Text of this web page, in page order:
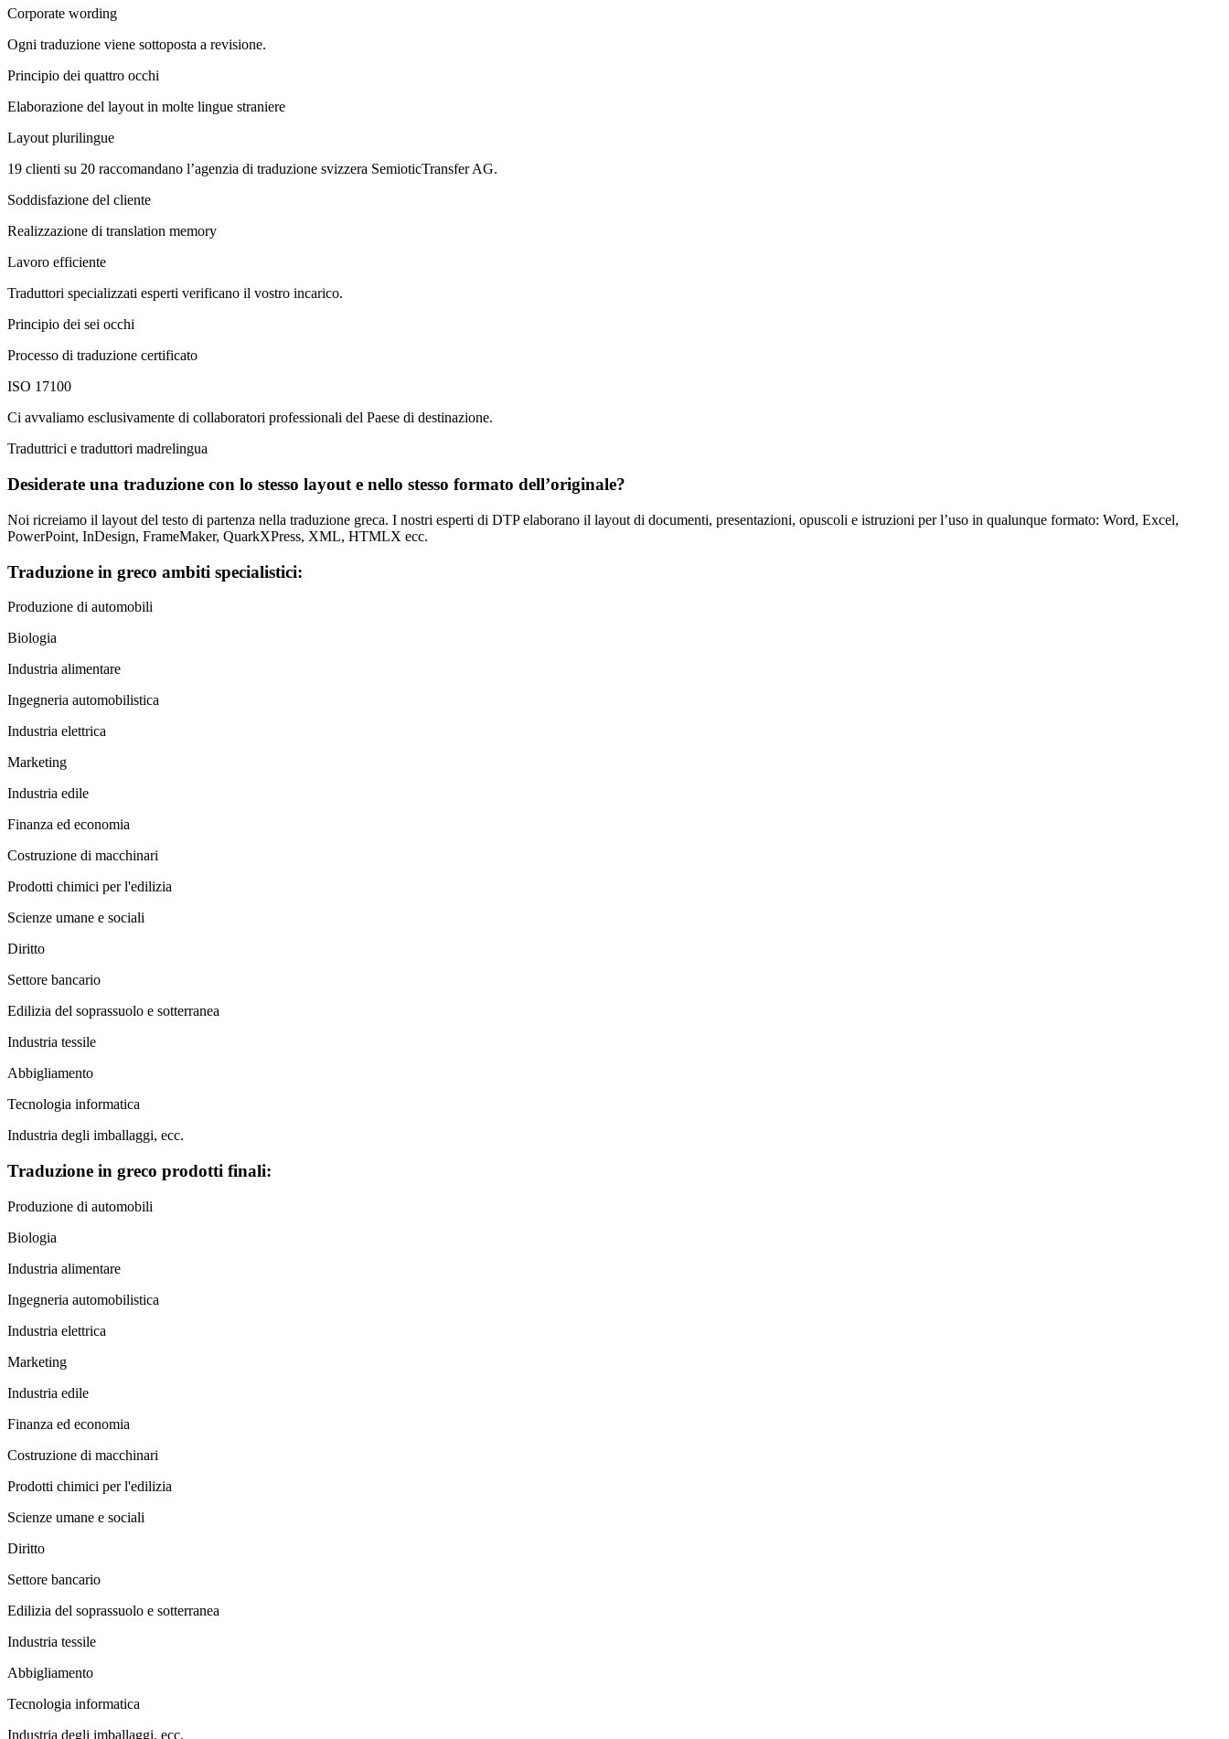
Corporate wording
Ogni traduzione viene sottoposta a revisione.
Principio dei quattro occhi
Elaborazione del layout in molte lingue straniere
Layout plurilingue
19 clienti su 20 raccomandano l’agenzia di traduzione svizzera SemioticTransfer AG.
Soddisfazione del cliente
Realizzazione di translation memory
Lavoro efficiente
Traduttori specializzati esperti verificano il vostro incarico.
Principio dei sei occhi
Processo di traduzione certificato
ISO 17100
Ci avvaliamo esclusivamente di collaboratori professionali del Paese di destinazione.
Traduttrici e traduttori madrelingua
Desiderate una traduzione con lo stesso layout e nello stesso formato dell’originale?
Noi ricreiamo il layout del testo di partenza nella traduzione greca. I nostri esperti di DTP elaborano il layout di documenti, presentazioni, opuscoli e istruzioni per l’uso in qualunque formato: Word, Excel,
PowerPoint, InDesign, FrameMaker, QuarkXPress, XML, HTMLX ecc.
Traduzione in greco ambiti specialistici:
Produzione di automobili
Biologia
Industria alimentare
Ingegneria automobilistica
Industria elettrica
Marketing
Industria edile
Finanza ed economia
Costruzione di macchinari
Prodotti chimici per l'edilizia
Scienze umane e sociali
Diritto
Settore bancario
Edilizia del soprassuolo e sotterranea
Industria tessile
Abbigliamento
Tecnologia informatica
Industria degli imballaggi, ecc.
Traduzione in greco prodotti finali:
Produzione di automobili
Biologia
Industria alimentare
Ingegneria automobilistica
Industria elettrica
Marketing
Industria edile
Finanza ed economia
Costruzione di macchinari
Prodotti chimici per l'edilizia
Scienze umane e sociali
Diritto
Settore bancario
Edilizia del soprassuolo e sotterranea
Industria tessile
Abbigliamento
Tecnologia informatica
Industria degli imballaggi, ecc.